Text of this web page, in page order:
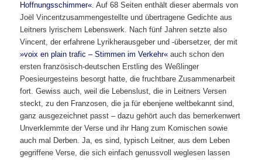
Hoffnungsschimmer«. Auf 68 Seiten enthält dieser abermals von
Joël Vincentzusammengestellte und übertragene Gedichte aus
Leitners lyrischem Lebenswerk. Nach fünf Jahren setzte also
Vincent, der erfahrene Lyrikherausgeber und -übersetzer, der mit
»voix en plain trafic – Stimmen im Verkehr« auch schon den
ersten französisch-deutschen Erstling des Weßlinger
Poesieurgesteins besorgt hatte, die fruchtbare Zusammenarbeit
fort. Gewiss auch, weil die Lebenslust, die in Leitners Versen
steckt, zu den Franzosen, die ja für ebenjene weltbekannt sind,
ganz ausgezeichnet passt – dazu gehört auch das bemerkenwert
Unverklemmte der Verse und ihr Hang zum Komischen sowie
auch mal Derben. Ja, es sind, typisch Leitner, aus dem Leben
gegriffene Verse, die sich einfach genussvoll weglesen lassen